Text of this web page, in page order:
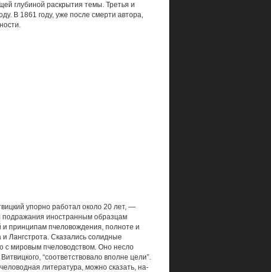
глубиной раскрытия темы. Третья и
В 1861 году, уже после смерти авто­ра,
упорно работал около 20 лет, —
подражания иностранным образцам
и принципам пчеловождения, полноте и
Лангстрота. Сказались солидные
с мировым пчеловодством. Оно несло
“соответствовало вполне це­ли”.
литература, можно сказать, на­